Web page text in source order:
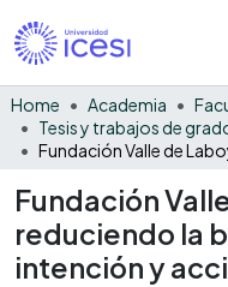
Home Academia
Tesis y trabajos de
Fundación
reduciendo la
intención y